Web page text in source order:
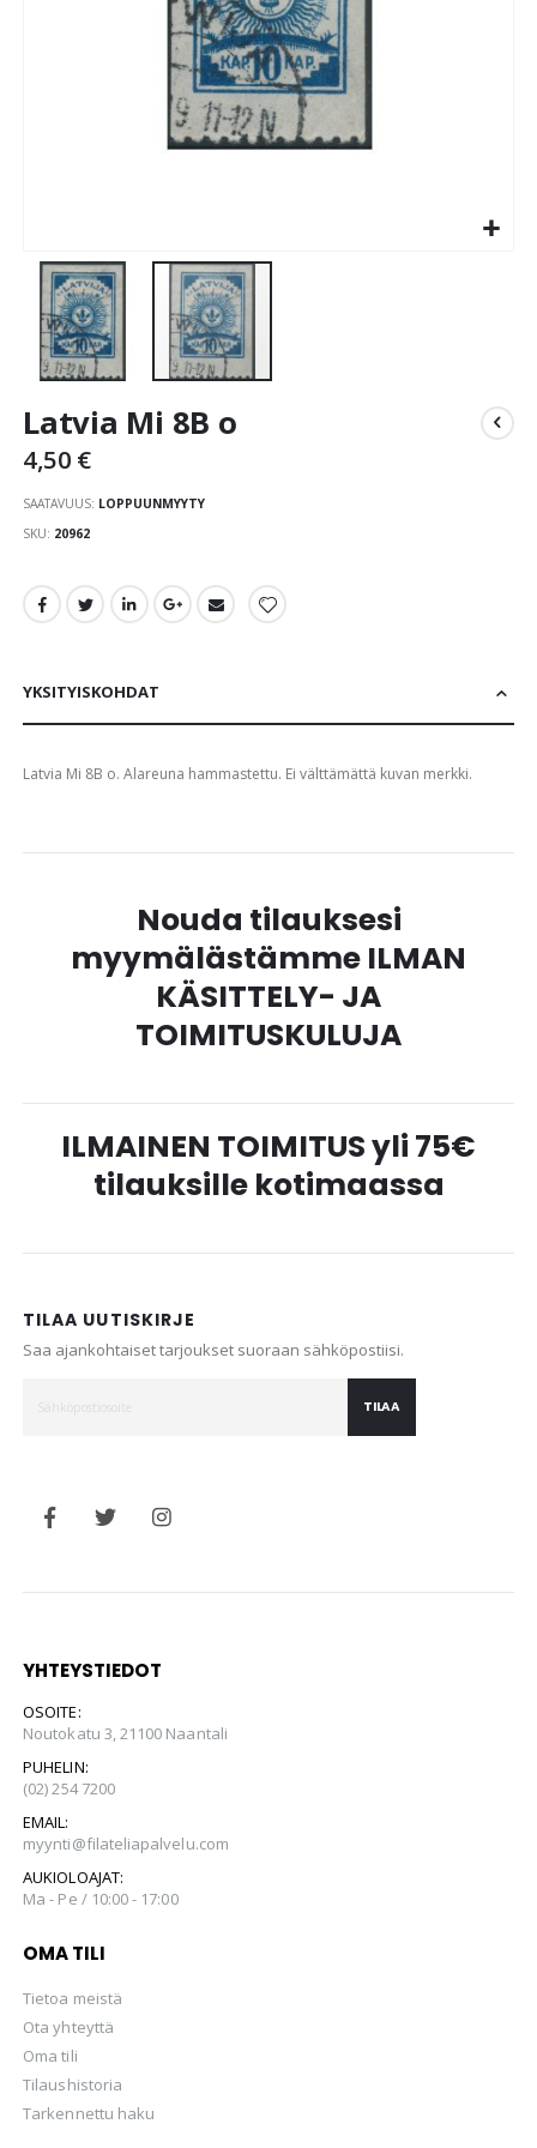
to
beginning
images
Latvia Mi 8B o
4,50 €
SAATAVUUS: LOPPUUNMYYTY
SKU 20962
YKSITYISKOHDAT
Latvia Mi 8B o. Alareuna hammastettu. Ei välttämättä kuvan merkki.
Nouda tilauksesi
myymälästämme ILMAN
KÄSITTELY- JA
TOIMITUSKULUJA
ILMAINEN TOIMITUS yli 75€
tilauksille kotimaassa
TILAA UUTISKIRJE
Saa ajankohtaiset tarjoukset suoraan sähköpostiisi.
TILAA
YHTEYSTIEDOT
OSOITE:
Noutokatu 3, 21100 Naantali
PUHELIN:
(02) 254 7200
EMAIL:
myynti@filateliapalvelu.com
AUKIOLOAJAT:
Ma - Pe / 10:00 - 17:00
OMA TILI
Tietoa meistä
Ota yhteyttä
Oma tili
Tilaushistoria
Tarkennettu haku